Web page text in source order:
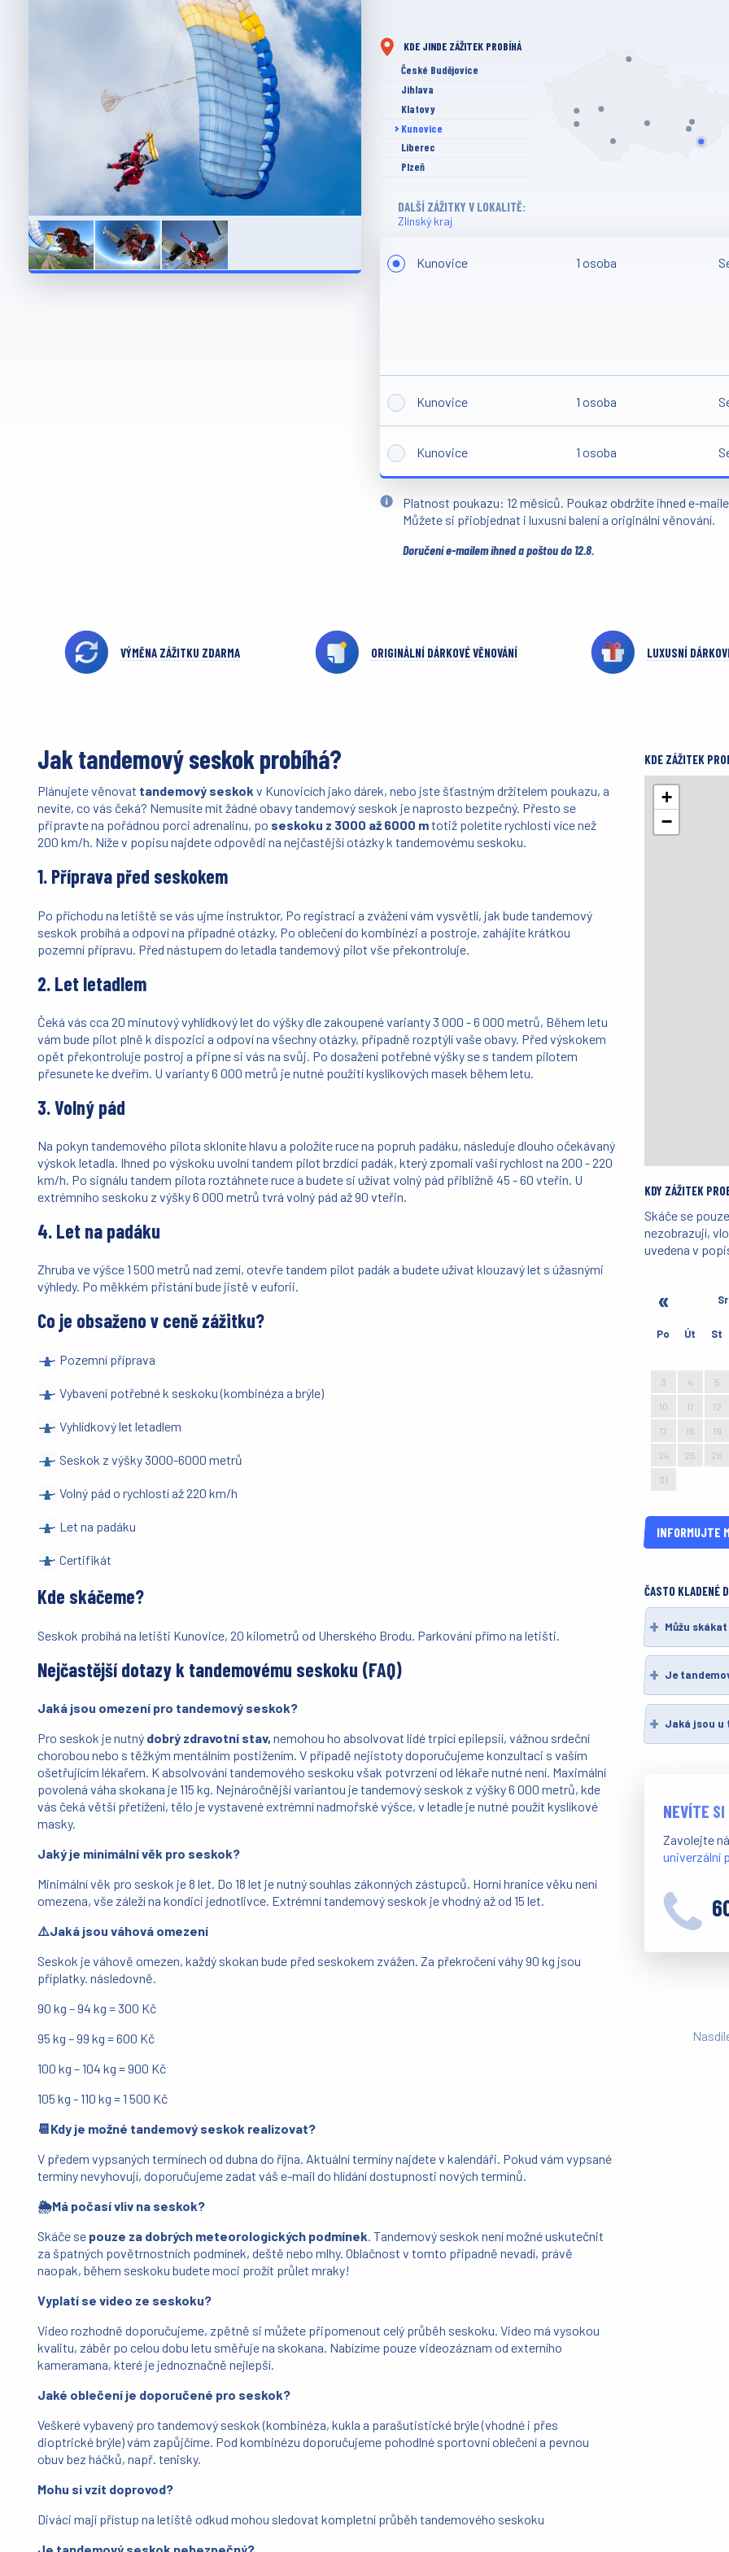
KDE JINDE ZÁŽITEK PROBÍHÁ
České Budějovice
Jihlava
Klatovy
Kunovice
Liberec
Plzeň
Prostějov
Vyškov
DALŠÍ ZÁŽITKY V LOKALITĚ:
Zlínský kraj
Kunovice 1 osoba
Kunovice 1 osoba
Kunovice 1 osoba
Platnost poukazu: 12 měsíců. Poukaz obdržíte ihned e-
Můžete si přiobjednat i luxusní balení a originální věnování.
Doručení e-mailem ihned a poštou do 12.8.
VÝMĚNA ZÁŽITKU ZDARMA ORIGINÁLNÍ DÁRKOVÉ VĚNOVÁNÍ LUXUSNÍ
Jak tandemový seskok probíhá?
Plánujete věnovat tandemový seskok v Kunovicích jako dárek, nebo jste šťastným držitelem poukazu, a
nevíte, co vás čeká? Nemusíte mít žádné obavy tandemový seskok je naprosto bezpečný. Přesto se
připravte na pořádnou porci adrenalinu, po seskoku z 3000 až 6000 mtotiž poletíte rychlostí více než
200 km/h. Níže v popisu najdete odpovědi na nejčastější otázky k tandemovému seskoku.
1. Příprava před seskokem
Po příchodu na letiště se vás ujme instruktor, Po registraci a zvážení vám vysvětlí, jak bude tandemový
seskok probíhá a odpoví na případné otázky. Po oblečení do kombinézi a postroje, zahájíte krátkou
pozemní přípravu. Před nástupem do letadla tandemový pilot vše překontroluje.
2. Let letadlem
Čeká vás cca 20 minutový vyhlídkový let do výšky dle zakoupené varianty 3 000 - 6 000 metrů, Během letu
vám bude pilot plně k dispozici a odpoví na všechny otázky, případně rozptýlí vaše obavy. Před výskokem
opět překontroluje postroj a připne si vás na svůj. Po dosažení potřebné výšky se s tandem pilotem
přesunete ke dveřím. U varianty 6 000 metrů je nutné použití kyslíkových masek během letu.
3. Volný pád
Na pokyn tandemového pilota skloníte hlavu a položíte ruce na popruh padáku, následuje dlouho očekávaný
výskok letadla. Ihned po výskoku uvolní tandem pilot brzdící padák, který zpomalí vaší rychlost na 200 - 220
km/h. Po signálu tandem pilota roztáhnete ruce a budete si užívat volný pád přibližně 45 - 60 vteřin. U
extrémního seskoku z výšky 6 000 metrů tvrá volný pád až 90 vteřin.
4. Let na padáku
Zhruba ve výšce 1 500 metrů nad zemí, otevře tandem pilot padák a budete užívat klouzavý let s úžasnými
výhledy. Po měkkém přistání bude jistě v euforii.
Co je obsaženo v ceně zážitku?
Pozemní příprava
Vybavení potřebné k seskoku (kombinéza a brýle)
Vyhlídkový let letadlem
Seskok z výšky 3000-6000 metrů
Volný pád o rychlostí až 220 km/h
Let na padáku
Certifikát
Kde skáčeme?
Seskok probíhá na letišti Kunovice, 20 kilometrů od Uherského Brodu. Parkování přímo na letišti.
Nejčastější dotazy k tandemovému seskoku (FAQ)
Jaká jsou omezení pro tandemový seskok?
Pro seskok je nutný dobrý zdravotní stav,nemohou ho absolvovat lidé trpící epilepsií, vážnou srdeční
chorobou nebo s těžkým mentálním postižením. V případě nejistoty doporučujeme konzultaci s vaším
ošetřujícím lékařem. K absolvování tandemového seskoku však potvrzení od lékaře nutné není. Maximální
povolená váha skokana je 115 kg. Nejnáročnější variantou je tandemový seskok z výšky 6 000 metrů, kde
vás čeká větší přetížení, tělo je vystavené extrémní nadmořské výšce, v letadle je nutné použít kyslíkové
masky.
Jaký je minimální věk pro seskok?
Minimální věk pro seskok je 8 let. Do 18 let je nutný souhlas zákonných zástupců. Horní hranice věku není
omezena, vše záleží na kondici jednotlivce. Extrémní tandemový seskok je vhodný až od 15 let.
⚠️Jaká jsou váhová omezení
Seskok je váhově omezen, každý skokan bude před seskokem zvážen. Za překročení váhy 90 kg jsou
příplatky. následovně.
90 kg – 94 kg = 300 Kč
95 kg – 99 kg = 600 Kč
100 kg – 104 kg = 900 Kč
105 kg - 110 kg = 1 500 Kč
📆Kdy je možné tandemový seskok realizovat?
V předem vypsaných termínech od dubna do října. Aktuální termíny najdete v kalendáři. Pokud vám vypsané
termíny nevyhovují, doporučujeme zadat váš e-mail do hlídání dostupnosti nových termínů.
🌦️Má počasí vliv na seskok?
Skáče se pouze za dobrých meteorologických podmínek. Tandemový seskok není možné uskutečnit
za špatných povětrnostních podmínek, deště nebo mlhy. Oblačnost v tomto případně nevadí, právě
naopak, během seskoku budete moci prožít průlet mraky!
Vyplatí se video ze seskoku?
Video rozhodně doporučujeme, zpětně si můžete připomenout celý průběh seskoku. Video má vysokou
kvalitu, záběr po celou dobu letu směřuje na skokana. Nabízíme pouze videozáznam od externího
kameramana, které je jednoznačně nejlepší.
Jaké oblečení je doporučené pro seskok?
Veškeré vybavený pro tandemový seskok (kombinéza, kukla a parašutistické brýle (vhodné i přes
dioptrické brýle) vám zapůjčíme. Pod kombinézu doporučujeme pohodlné sportovní oblečení a pevnou
obuv bez háčků, např. tenisky.
Mohu si vzít doprovod?
Diváci mají přístup na letiště odkud mohou sledovat kompletní průběh tandemového seskoku
KDE ZÁŽITEK
+
−
KDY ZÁŽITEK
Skáče se
nezobrazují,
uvedena v
Po Út St
3 4 5
10 11 12
17 18 19
24 25 26
31
INFORMUJTE
ČASTO KLADENÉ
Můžu
Je
Jaká jsou u
NEVÍTE SI
Zavolejte
univerzální